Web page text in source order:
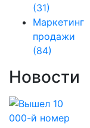
(31)
Маркетинг
продажи
(84)
Новости